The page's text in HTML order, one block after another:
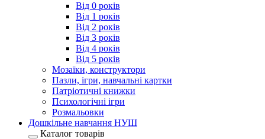
Від 0 років
Від 1 років
Від 2 років
Від 3 років
Від 4 років
Від 5 років
Мозаїки, конструктори
Пазли, ігри, навчальні картки
Патріотичні книжки
Психологічні ігри
Розмальовки
Дошкільне навчання НУШ
Каталог товарів